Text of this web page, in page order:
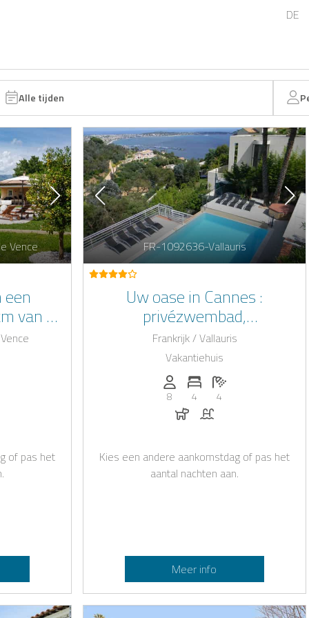
DE
Alle tijden
Vence
van de
villa,
de
!
10
5
badkamers: 5
of pas het
FR-1092636-Vallauris
Uw oase in Cannes :
privézwembad,
adembenemend uitzicht op
zee, exclusieve omgeving !
Frankrijk / Vallauris
Vakantiehuis
Personen (max.): 8
8
Aantal slaapkamers: 4
4
Aantal badkamers: 4
4
Honden toegestaan
Zwembad
Kies een andere aankomstdag of pas het
aantal nachten aan.
Meer info